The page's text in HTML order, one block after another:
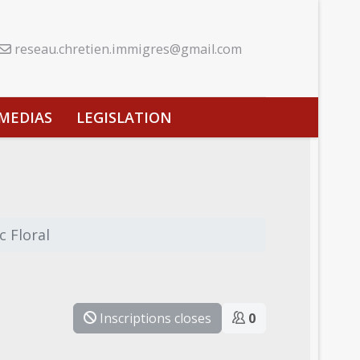
reseau.chretien.immigres@gmail.com
LEGISLATION
Floral
Inscriptions closes 0